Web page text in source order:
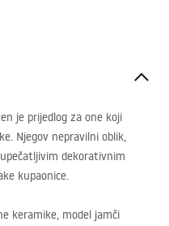
je prijedlog za one koji
Njegov nepravilni oblik,
dekorativnim
kupaonice.
keramike, model jamči